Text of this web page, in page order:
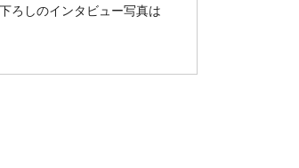
ろしのインタビュー写真は